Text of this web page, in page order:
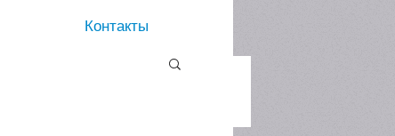
Контакты